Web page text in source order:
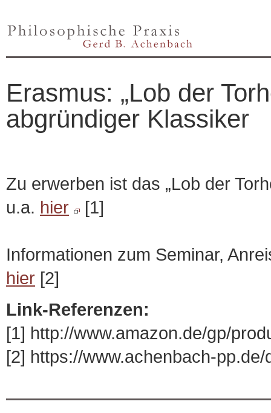
Erasmus: „Lob der
abgründiger Klassiker
Zu erwerben ist das „Lob der
u.a. hier [1]
Informationen zum Seminar,
hier [2]
Link-Referenzen:
[1] http://www.amazon.de/gp/
[2] https://www.achenbach-